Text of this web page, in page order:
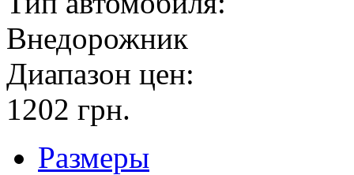
Внедорожник
Диапазон цен:
1202 грн.
Размеры